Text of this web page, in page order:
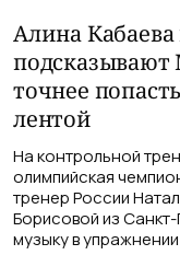
Алина
точнее
лентой
На контрольной
олимпийская
тренер России
Борисовой из
музыку в